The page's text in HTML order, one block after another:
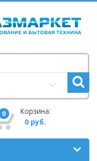
0
Корзина:
0 руб.